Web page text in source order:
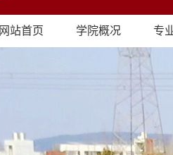
网站首页 学院概况 专